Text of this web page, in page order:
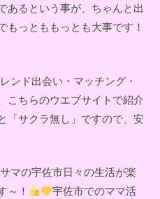
あるという事が、ちゃんと出
もっとももっとも大事です！
ンド出会い・マッチング・
こちらのウエブサイトで紹介
「サクラ無し」ですので、安
マの宇佐市日々の生活が楽
～！
宇佐市でのママ活